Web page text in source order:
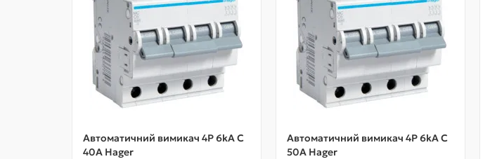
Автоматичний вимикач 4P 6kA C
40A Hager
Автоматичний вимикач 4P 6kA C
50A Hager